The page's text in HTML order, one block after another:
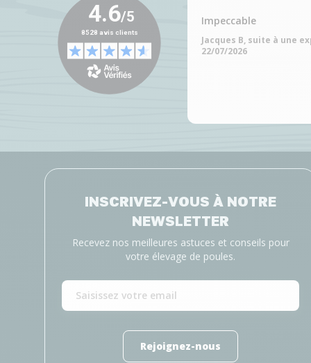
Impeccable
Jacques B, suite à une
22/07/2026
INSCRIVEZ-VOUS À NOTRE
NEWSLETTER
Recevez nos meilleures astuces et conseils pour
votre élevage de poules.
Rejoignez-nous